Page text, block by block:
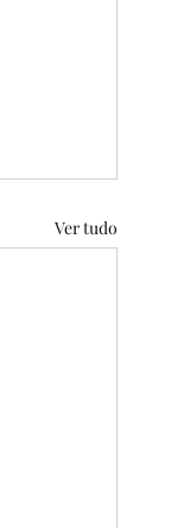
Ver tudo